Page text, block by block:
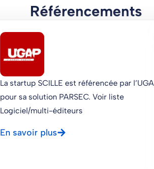
Référencements
La startup SCILLE est référencée par
pour sa solution PARSEC. Voir liste
Logiciel/multi-éditeurs
En savoir plus